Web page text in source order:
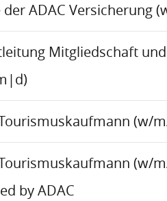
der ADAC Versicherung
Mitgliedschaft
(w/
(w/
by ADAC